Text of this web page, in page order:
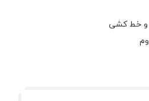
و خط کشی